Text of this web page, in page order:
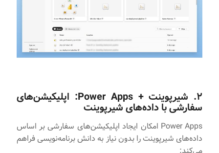
۲. شیرپوینت + Power Apps: اپلیکیشن‌های
سفارشی با داده‌های شیرپوینت
Power Apps امکان ایجاد اپلیکیشن‌های سفارشی بر اساس
داده‌های شیرپوینت را بدون نیاز به دانش برنامه‌نویسی فراهم